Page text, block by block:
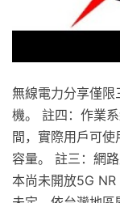
無線電力分享僅
機。 註四：作業
間，實際用戶可
容量。 註三：網
本尚未開放5G